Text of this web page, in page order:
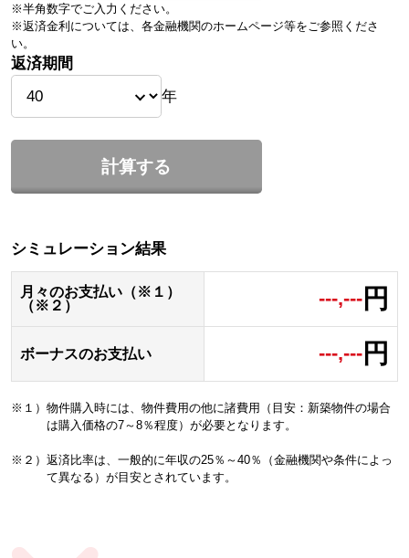
※半角数字でご入力ください。
※返済金利については、各金融機関のホームページ等をご参照くださ
い。
返済期間
年
計算する
シミュレーション結果
月々のお支払い（※１）
（※２）
---,---円
ボーナスのお支払い ---,---円
※１）物件購入時には、物件費用の他に諸費用（目安：新築物件の場合
は購入価格の7～8％程度）が必要となります。
※２）返済比率は、一般的に年収の25％～40％（金融機関や条件によっ
て異なる）が目安とされています。